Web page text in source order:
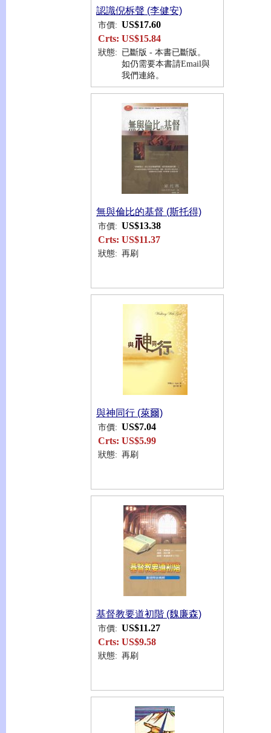
認識倪柝聲 (李健安)
市價: US$17.60
Crts: US$15.84
狀態: 已斷版 - 本書已斷版。
如仍需要本書請Email與
我們連絡。
無與倫比的基督 (斯托得)
市價: US$13.38
Crts: US$11.37
狀態: 再刷
與神同行 (萊爾)
市價: US$7.04
Crts: US$5.99
狀態: 再刷
基督教要道初階 (魏廉森)
市價: US$11.27
Crts: US$9.58
狀態: 再刷